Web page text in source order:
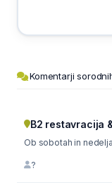
Komentarji
B2 restavracija
Ob sobotah in
?